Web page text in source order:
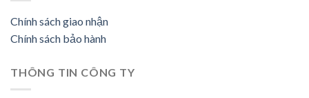
Chính sách giao nhận
Chính sách bảo hành
THÔNG TIN CÔNG TY